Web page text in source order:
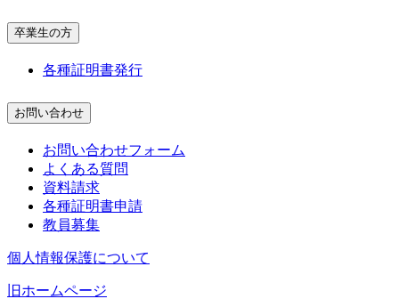
卒業生の方
各種証明書発行
お問い合わせ
お問い合わせフォーム
よくある質問
資料請求
各種証明書申請
教員募集
個人情報保護について
旧ホームページ